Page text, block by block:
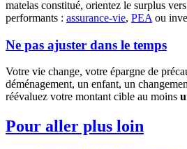
matelas constitué, orientez le surplus
performants : assurance-vie, PEA ou
Ne pas ajuster dans le temps
Votre vie change, votre épargne de
déménagement, un enfant, un
réévaluez votre montant cible au moins
Pour aller plus loin